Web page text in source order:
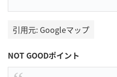
引用元: Googleマップ
NOT GOODポイント